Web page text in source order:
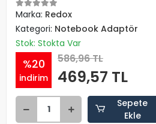
Marka: Redox
Kategori: Notebook Adaptör
Stok: Stokta Var
%20
indirim
586,96 TL
469,57 TL
Sepete
Ekle